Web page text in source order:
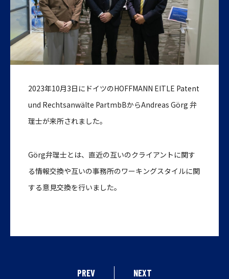
2023年10月3日にドイツのHOFFMANN EITLE Patent
und Rechtsanwälte PartmbBからAndreas Görg 弁
理士が来所されました。
Görg弁理士とは、直近の互いのクライアントに関す
る情報交換や互いの事務所のワーキングスタイルに関
する意見交換を行いました。
PREV NEXT